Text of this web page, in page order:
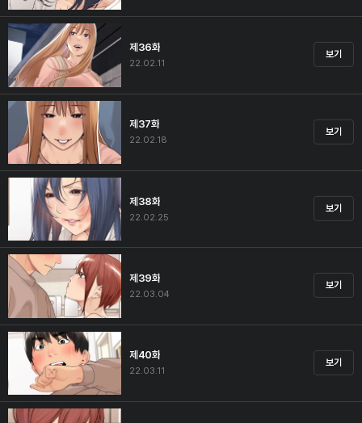
제36화
22.02.11
보기
제37화
22.02.18
보기
제38화
22.02.25
보기
제39화
22.03.04
보기
제40화
22.03.11
보기